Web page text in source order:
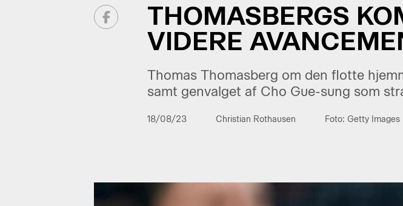
THOMASBERGS
VIDERE
Thomas Thomasberg om den flotte
samt genvalget af Cho Gue-sung som
18/08/23 Christian Rothausen Foto: Getty Images